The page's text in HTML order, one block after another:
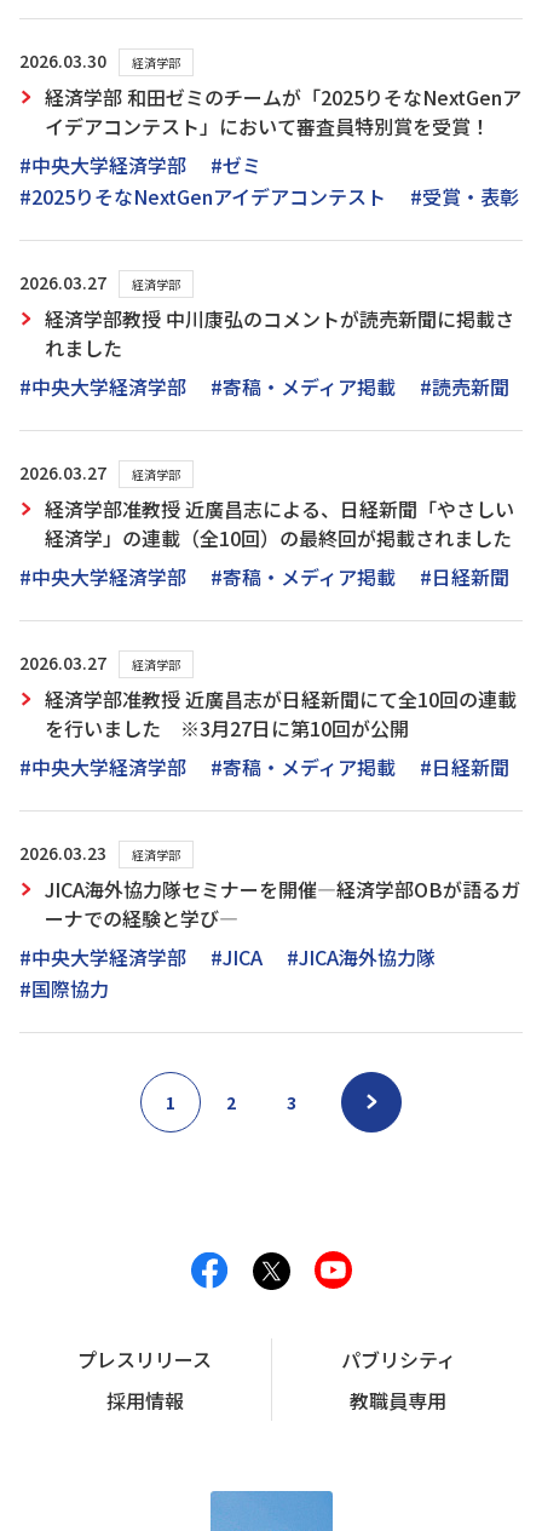
2026.03.30 経済学部
経済学部 和田ゼミのチームが「2025りそなNextGenア
イデアコンテスト」において審査員特別賞を受賞！
#中央大学経済学部
#ゼミ
#2025りそなNextGenアイデアコンテスト
#受賞・表彰
2026.03.27 経済学部
経済学部教授 中川康弘のコメントが読売新聞に掲載さ
れました
#中央大学経済学部
#寄稿・メディア掲載 #読売新聞
2026.03.27 経済学部
経済学部准教授 近廣昌志による、日経新聞「やさしい
経済学」の連載（全10回）の最終回が掲載されました
#中央大学経済学部
#寄稿・メディア掲載 #日経新聞
2026.03.27 経済学部
経済学部准教授 近廣昌志が日経新聞にて全10回の連載
を行いました ※3月27日に第10回が公開
#中央大学経済学部
#寄稿・メディア掲載 #日経新聞
2026.03.23 経済学部
JICA海外協力隊セミナーを開催―経済学部OBが語るガ
ーナでの経験と学び―
#中央大学経済学部
#JICA
#JICA海外協力隊
#国際協力
1 2 3
プレスリリース
パブリシティ
採用情報
教職員専用